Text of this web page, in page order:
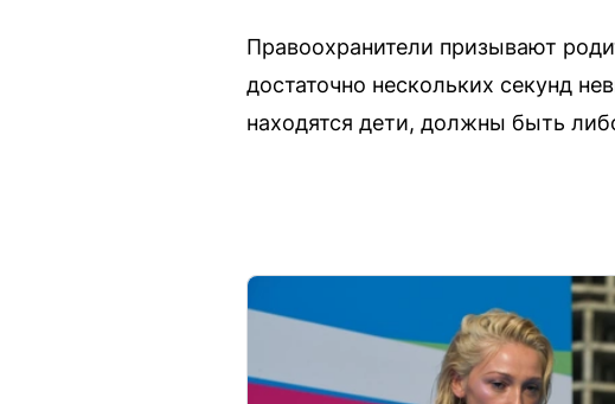
Правоохранители призывают
достаточно нескольких секунд
находятся дети, должны быть